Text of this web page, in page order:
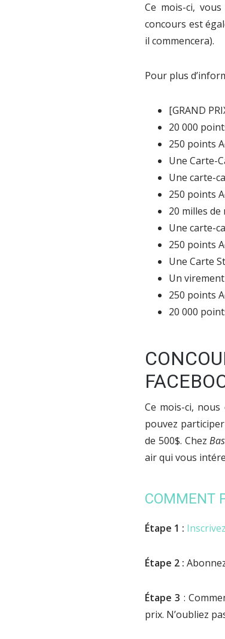
Ce mois-ci,
concours est
il commencera).
Pour plus
[GRAND
20 000
250 points
Une Carte-
Une carte-
250 points
20 milles de
Une carte-
250 points
Une Carte
Un
250 points
20 000
Ce mois-ci,
pouvez
de 500$. Chez
air qui vous
COMMENT
Étape 1 :
Étape 2 :
Étape 3 :
prix. N’oubliez